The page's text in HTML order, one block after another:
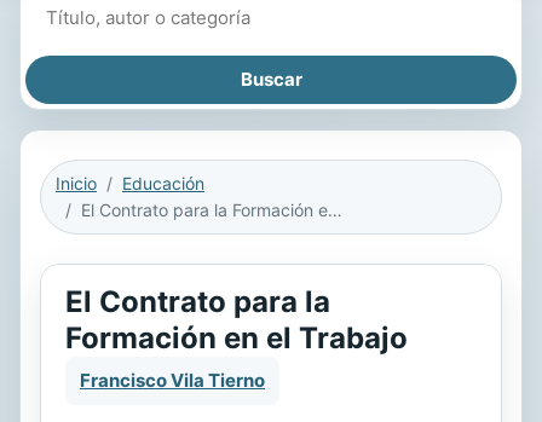
Inicio
Educación
El Contrato para la Formación en el Trabajo
El Contrato para la
Formación en el Trabajo
Francisco Vila Tierno